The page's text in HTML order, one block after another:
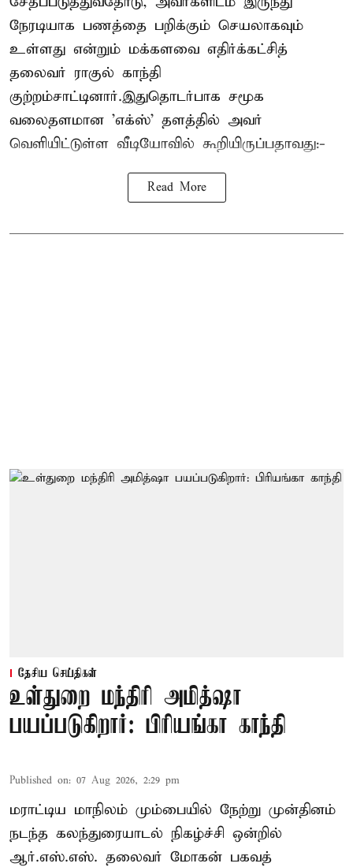
நேரடியாக பணத்தை பறிக்கும் செயலாகவும்
உள்ளது என்றும் மக்களவை எதிர்க்கட்சித்
தலைவர் ராகுல் காந்தி
குற்றம்சாட்டினார்.இதுதொடர்பாக சமூக
வலைதளமான 'எக்ஸ்' தளத்தில் அவர்
வெளியிட்டுள்ள வீடியோவில் கூறியிருப்பதாவது:-
Read More
தேசிய செய்திகள்
உள்துறை மந்திரி அமித்ஷா
பயப்படுகிறார்: பிரியங்கா காந்தி
Published on: 07 Aug 2026, 2:29 pm
மராட்டிய மாநிலம் மும்பையில் நேற்று முன்தினம்
நடந்த கலந்துரையாடல் நிகழ்ச்சி ஒன்றில்
ஆர்.எஸ்.எஸ். தலைவர் மோகன் பகவத்